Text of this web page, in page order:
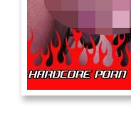
Rectal Exam